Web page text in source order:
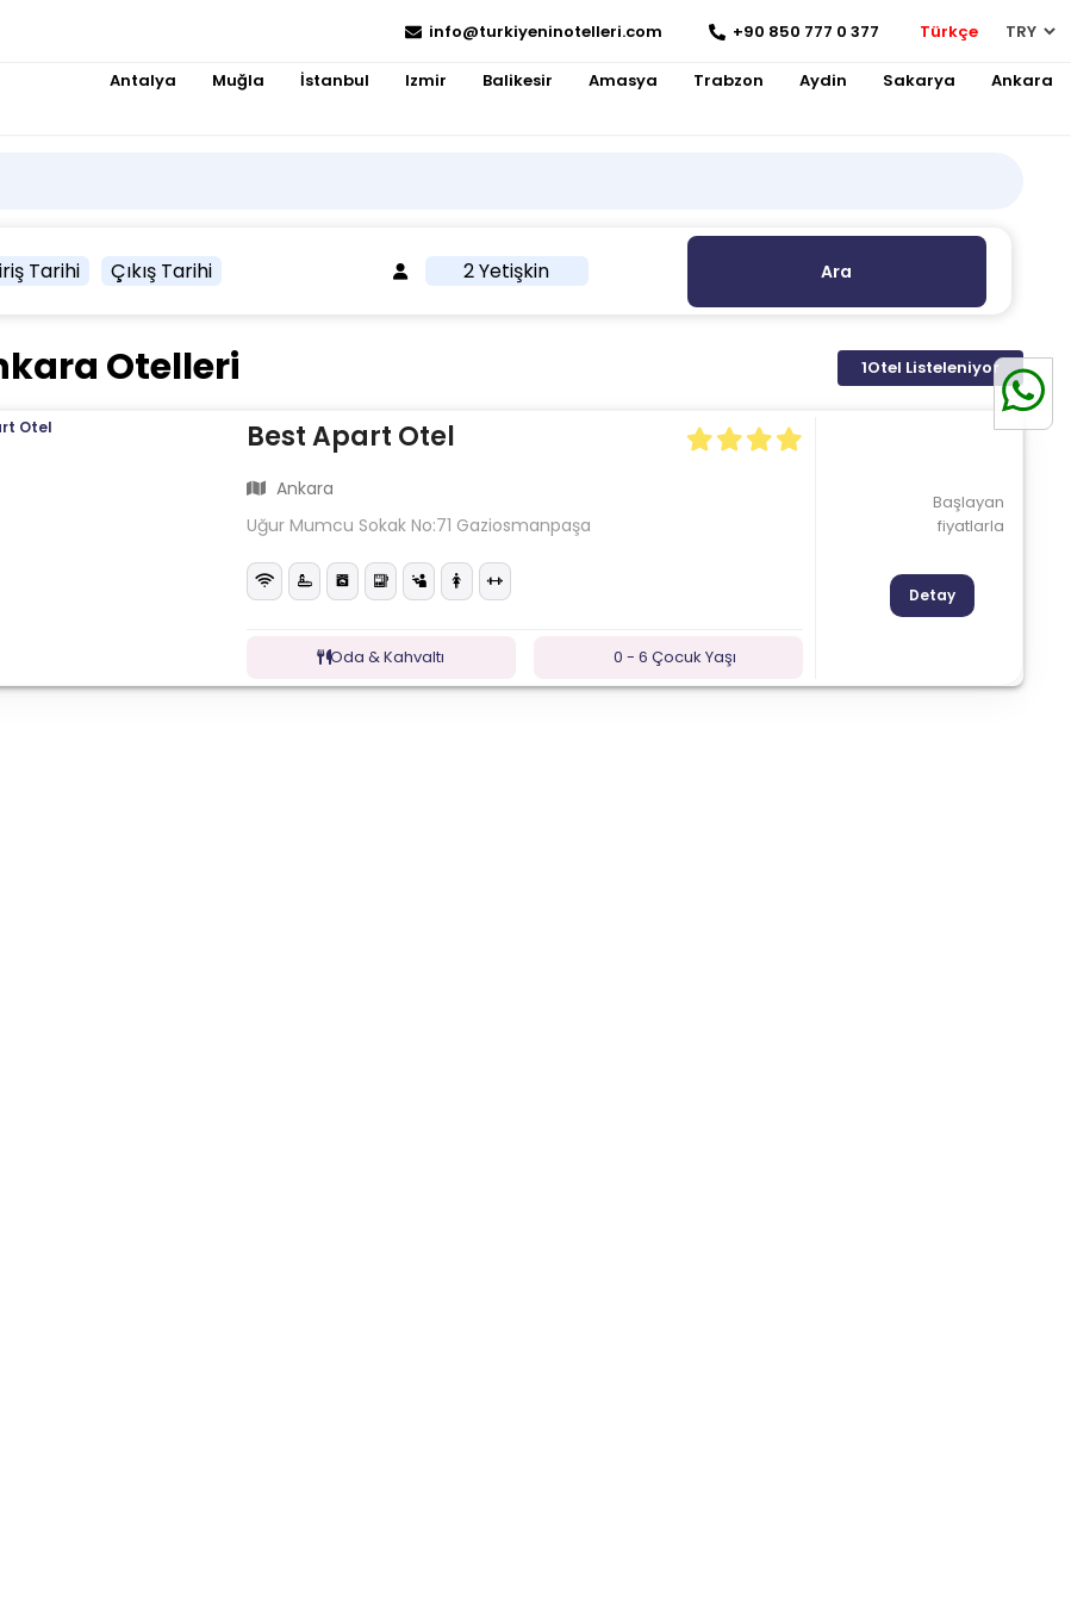
info@turkiyeninotelleri.com +90 850 777 0 377 Türkçe
Antalya Muğla İstanbul Izmir Balikesir Amasya Trabzon Aydin Sakarya Ankara
Tarihi Çıkış Tarihi 2 Yetişkin Ara
Otelleri 1Otel Listeleniyor
Best Apart Otel
Ankara
Uğur Mumcu Sokak No:71 Gaziosmanpaşa
Oda & Kahvaltı 0 - 6 Çocuk Yaşı
Başlayan
fiyatlarla
Detay